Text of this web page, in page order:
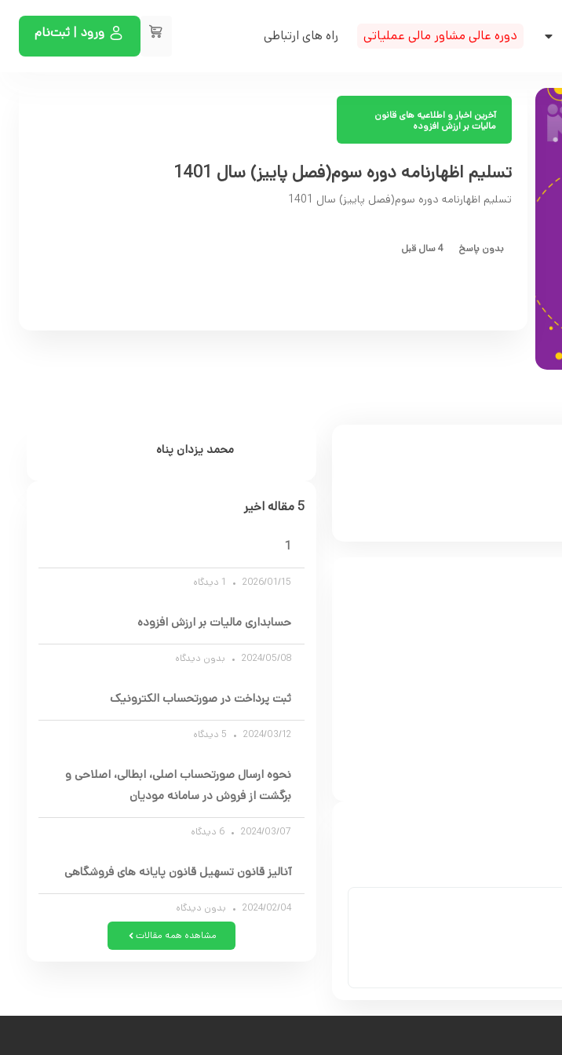
دوره عالی مشاور مالی عملیاتی راه های ارتباطی ورود | ثبت‌نام
آخرین اخبار و اطلاعیه های قانون
مالیات بر ارزش افزوده
تسلیم اظهارنامه دوره سوم(فصل پاییز) سال 1401
تسلیم اظهارنامه دوره سوم(فصل پاییز) سال 1401
بدون پاسخ 4 سال قبل
محمد یزدان پناه
5 مقاله اخیر
1
2026/01/15
حسابداری مالیات بر ارزش افزوده
2024/05/08 بدون دیدگاه
ثبت پرداخت در صورتحساب الکترونیک
2024/03/12
نحوه ارسال صورتحساب اصلی، ابطالی، اصلاحی و
برگشت از فروش در سامانه مودیان
2024/03/07 6 دیدگاه
آنالیز قانون تسهیل قانون پایانه های فروشگاهی
2024/02/04 بدون دیدگاه
مشاهده همه مقالات